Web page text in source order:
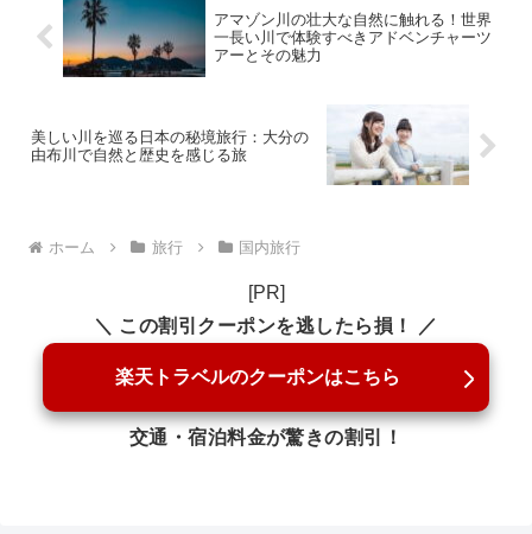
アマゾン川の壮大な自然に触れる！世界
一長い川で体験すべきアドベンチャーツ
アーとその魅力
美しい川を巡る日本の秘境旅行：大分の
由布川で自然と歴史を感じる旅
ホーム 旅行 国内旅行
[PR]
＼ この割引クーポンを逃したら損！ ／
楽天トラベルのクーポンはこちら
交通・宿泊料金が驚きの割引！